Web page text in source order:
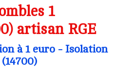
1
artisan RGE
à 1 euro - Isolation